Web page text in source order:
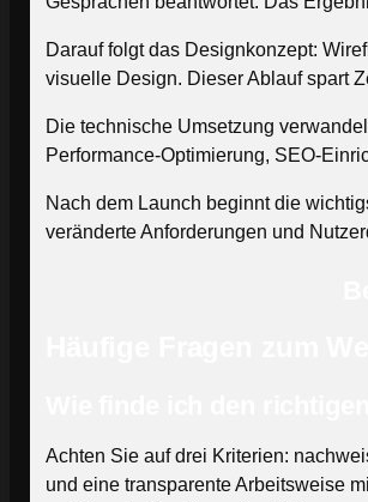
Darauf folgt das Designkonzept:
visuelle Design. Dieser Ablauf spart
Die technische Umsetzung
Performance-Optimierung, SEO-
Nach dem Launch beginnt die
veränderte Anforderungen und
Achten Sie auf drei Kriterien:
und eine transparente Arbeitsweise